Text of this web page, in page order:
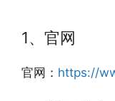
1、官网
官网： https://